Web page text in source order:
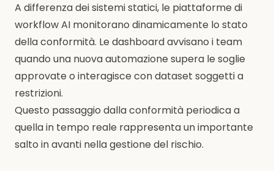
A differenza dei sistemi statici, le piattaforme di
workflow AI monitorano dinamicamente lo stato
della conformità. Le dashboard avvisano i team
quando una nuova automazione supera le soglie
approvate o interagisce con dataset soggetti a
restrizioni.
Questo passaggio dalla conformità periodica a
quella in tempo reale rappresenta un importante
salto in avanti nella gestione del rischio.